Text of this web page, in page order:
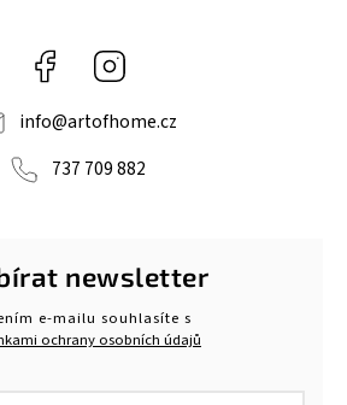
Facebook
info@artofhome.cz
737 709 882
newsletter
e-mailu souhlasíte s
ochrany osobních údajů